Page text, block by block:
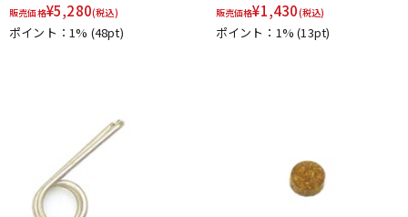
販売価格¥5,280(税込)
ポイント：1% (48pt)
販売価格¥1,430(税込)
ポイント：1%(13pt)